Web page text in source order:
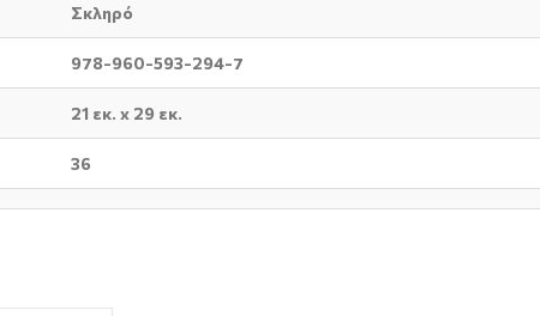
Σκληρό
978-960-593-294-7
21 εκ. x 29 εκ.
36